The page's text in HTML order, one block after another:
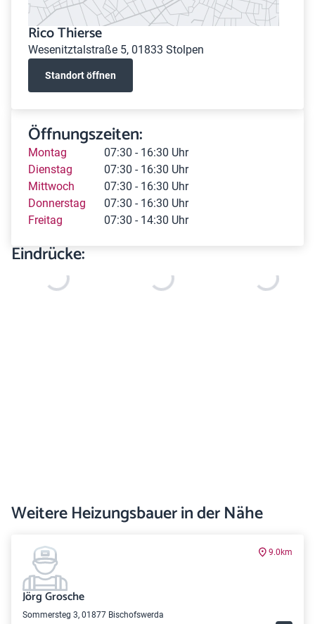
Rico Thierse
Wesenitztalstraße 5, 01833 Stolpen
Standort öffnen
Öffnungszeiten:
Montag
07:30 - 16:30 Uhr
Dienstag
07:30 - 16:30 Uhr
Mittwoch
07:30 - 16:30 Uhr
Donnerstag
07:30 - 16:30 Uhr
Freitag
07:30 - 14:30 Uhr
Eindrücke:
Weitere Heizungsbauer in der Nähe
9.0km
Jörg Grosche
Sommersteg 3, 01877 Bischofswerda